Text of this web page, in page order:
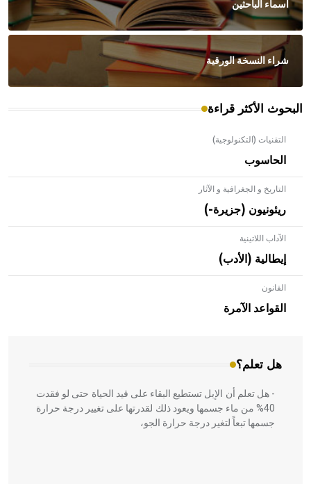
أسماء الباحثين
شراء النسخة الورقية
البحوث الأكثر قراءة
التقنيات (التكنولوجية)
الحاسوب
التاريخ و الجغرافية و الآثار
ريئونيون (جزيرة-)
الآداب اللاتينية
إيطالية (الأدب)
القانون
القواعد الآمرة
هل تعلم؟
- هل تعلم أن الأبلق نوع من الفنون الهندسية التي ارتبطت
بالعمارة الإسلامية في بلاد الشام ومصر خاصة، حيث يحرص
المعمار على بناء مداميكه وخاصة في الواجهات
- هل تعلم أن الإبل تستطيع البقاء على قيد الحياة حتى لو فقدت
40% من ماء جسمها ويعود ذلك لقدرتها على تغيير درجة حرارة
جسمها تبعاً لتغير درجة حرارة الجو،